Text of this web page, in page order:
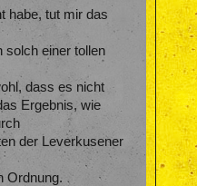
habe, tut mir das
solch einer tollen
dass es nicht
Ergebnis, wie
der Leverkusener
Ordnung.